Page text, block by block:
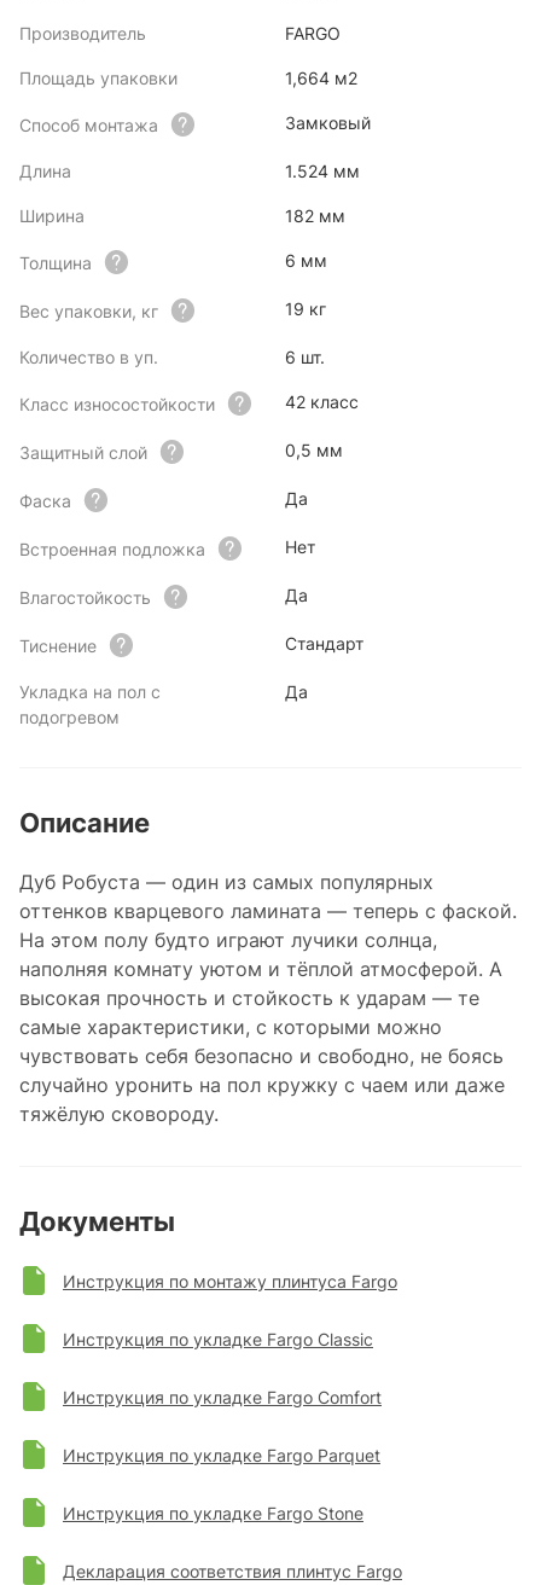
Производитель FARGO
Площадь упаковки 1,664 м2
Способ монтажа Замковый
Длина 1.524 мм
Ширина 182 мм
Толщина 6 мм
Вес упаковки, кг 19 кг
Количество в уп. 6 шт.
Класс износостойкости 42 класс
Защитный слой 0,5 мм
Фаска Да
Встроенная подложка Нет
Влагостойкость Да
Тиснение Стандарт
Укладка на пол с
подогревом
Да
Описание
Дуб Робуста — один из самых популярных
оттенков кварцевого ламината — теперь с фаской.
На этом полу будто играют лучики солнца,
наполняя комнату уютом и тёплой атмосферой. А
высокая прочность и стойкость к ударам — те
самые характеристики, с которыми можно
чувствовать себя безопасно и свободно, не боясь
случайно уронить на пол кружку с чаем или даже
тяжёлую сковороду.
Документы
Инструкция по монтажу плинтуса Fargo
Инструкция по укладке Fargo Classic
Инструкция по укладке Fargo Comfort
Инструкция по укладке Fargo Parquet
Инструкция по укладке Fargo Stone
Декларация соответствия плинтус Fargo